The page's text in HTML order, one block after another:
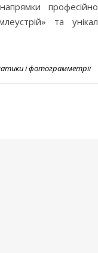
та
і фотограмметрії